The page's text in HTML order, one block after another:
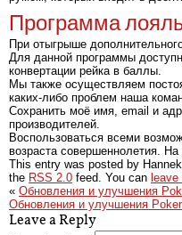
Программа
При отыгрыше
Для данной программы
конвертации рейка в баллы.
Мы также осуществляем
каких-либо проблем наша
Сохранить моё имя, email и
производителей.
Воспользоваться всеми
возраста совершеннолетия.
This entry was posted by
the RSS 2.0 feed. You can
« Обновления и улучшения
Обновления и улучшения
Leave a Reply